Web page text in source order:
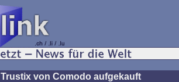
Trustix von Comodo aufgekauft